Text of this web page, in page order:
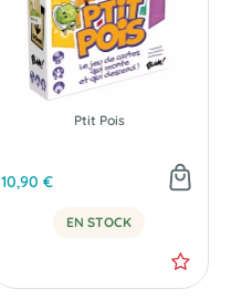
Ptit Pois
10,90 €
EN STOCK